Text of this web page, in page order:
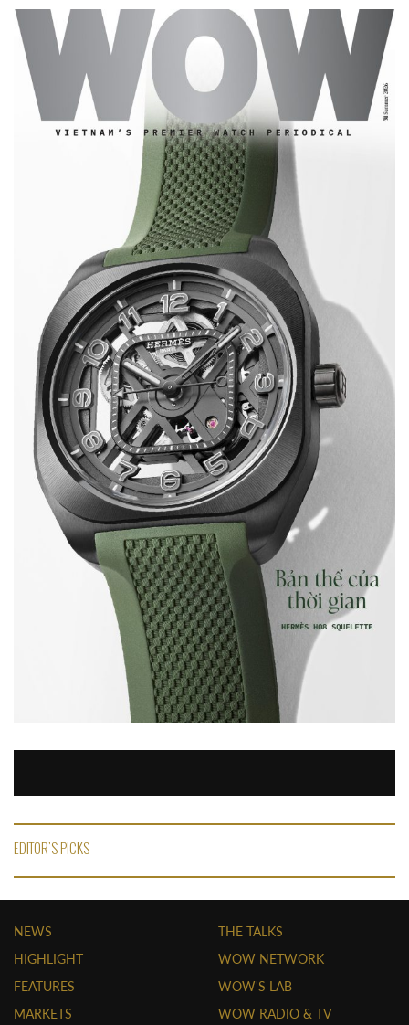
EDITOR'S PICKS
NEWS
HIGHLIGHT
FEATURES
MARKETS
THE TALKS
WOW NETWORK
WOW'S LAB
WOW RADIO & TV